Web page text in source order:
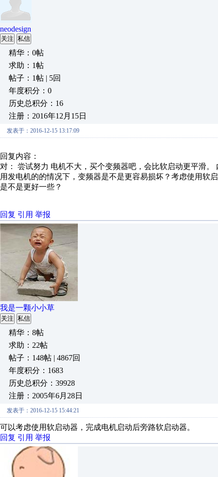
neodesign
关注 私信
精华：0帖
求助：1帖
帖子：1帖 | 5回
年度积分：0
历史总积分：16
注册：2016年12月15日
发表于：2016-12-15 13:17:09
回复内容：
对： 尝试努力 电机不大，买个变频器吧，会比软启动更平滑。
用发电机的的情况下，变频器是不是更容易损坏？考虑使用软
是不是更好一些？
回复 引用 举报
我是一颗小小草
关注 私信
精华：8帖
求助：22帖
帖子：148帖 | 4867回
年度积分：1683
历史总积分：39928
注册：2005年6月28日
发表于：2016-12-15 15:44:21
可以考虑使用软启动器，完成电机启动后旁路软启动器。
回复 引用 举报